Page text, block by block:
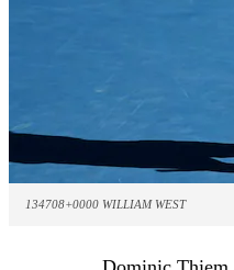
134708+0000 WILLIAM WEST